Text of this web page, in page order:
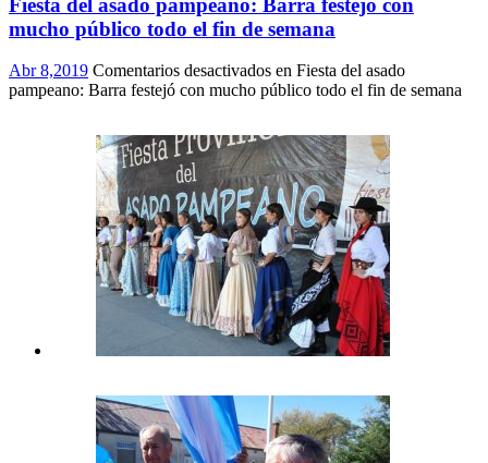
Fiesta del asado pampeano: Barra festejó con
mucho público todo el fin de semana
Abr 8,2019 Comentarios desactivados en Fiesta del asado
pampeano: Barra festejó con mucho público todo el fin de semana